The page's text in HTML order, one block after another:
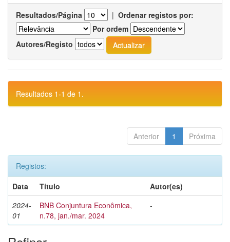
Resultados/Página | Ordenar registos por:
Por ordem
Autores/Registo
Resultados 1-1 de 1.
Anterior 1 Próxima
Registos:
Data
Título
Autor(es)
2024-
01
BNB Conjuntura Econômica,
n.78, jan./mar. 2024
-